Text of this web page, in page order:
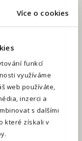
Více o cookies
funkcí
využíváme
web používáte,
inzerci a
s dalšími
které získali v
údajů.